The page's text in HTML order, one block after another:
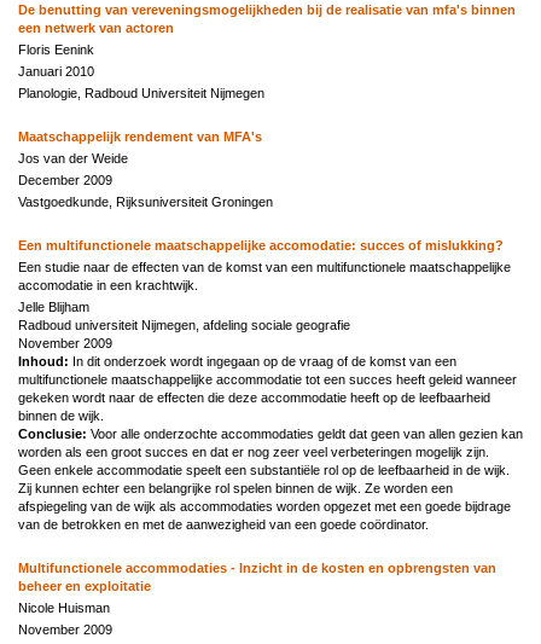
De benutting van vereveningsmogelijkheden bij de realisatie van mfa's binnen
een netwerk van actoren
Floris Eenink
Januari 2010
Planologie, Radboud Universiteit Nijmegen
Maatschappelijk rendement van MFA's
Jos van der Weide
December 2009
Vastgoedkunde, Rijksuniversiteit Groningen
Een multifunctionele maatschappelijke accomodatie: succes of mislukking?
Een studie naar de effecten van de komst van een multifunctionele maatschappelijke
accomodatie in een krachtwijk.
Jelle Blijham
Radboud universiteit Nijmegen, afdeling sociale geografie
November 2009
Inhoud: In dit onderzoek wordt ingegaan op de vraag of de komst van een
multifunctionele maatschappelijke accommodatie tot een succes heeft geleid wanneer
gekeken wordt naar de effecten die deze accommodatie heeft op de leefbaarheid
binnen de wijk.
Conclusie: Voor alle onderzochte accommodaties geldt dat geen van allen gezien kan
worden als een groot succes en dat er nog zeer veel verbeteringen mogelijk zijn.
Geen enkele accommodatie speelt een substantiële rol op de leefbaarheid in de wijk.
Zij kunnen echter een belangrijke rol spelen binnen de wijk. Ze worden een
afspiegeling van de wijk als accommodaties worden opgezet met een goede bijdrage
van de betrokken en met de aanwezigheid van een goede coördinator.
Multifunctionele accommodaties - Inzicht in de kosten en opbrengsten van
beheer en exploitatie
Nicole Huisman
November 2009